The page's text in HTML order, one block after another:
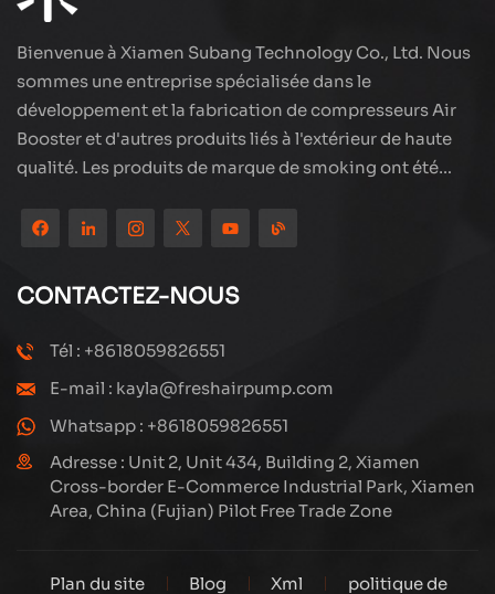
Bienvenue à Xiamen Subang Technology Co., Ltd. Nous
sommes une entreprise spécialisée dans le
développement et la fabrication de compresseurs Air
Booster et d'autres produits liés à l'extérieur de haute
qualité. Les produits de marque de smoking ont été
située dans les beaux paysages de la ville côtière -
Xiamen, nos produits sont exportés vers plus de 80 pays
et régions, avec une excellente qualité a remporté une
large réputation internationale. La technologie Subang
a une équipe de vente professionnelle et un système de
étudions toujours comment mettre à niveau en continu
nos produits grâce à l'innovation pour répondre aux
besoins croissants des clients. Le principal se
concentre sur la production et la fabrication de
compresseurs à haute pression, sa conception
CONTACTEZ-NOUS
Tél : +8618059826551
E-mail : kayla@freshairpump.com
Whatsapp : +8618059826551
Adresse : Unit 2, Unit 434, Building 2, Xiamen
Cross-border E-Commerce Industrial Park, Xiamen
Area, China (Fujian) Pilot Free Trade Zone
Plan du site Blog Xml politique de